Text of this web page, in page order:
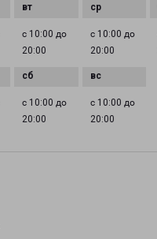
с 10:00 до
20:00
с 10:00 до
20:00
с 10:00 до
20:00
с 10:00 до
20:00